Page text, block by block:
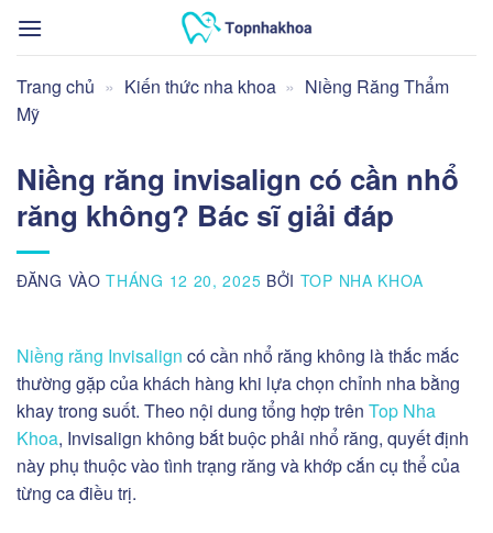
qua
dung
Trang chủ » Kiến thức nha khoa » Niềng Răng Thẩm
Mỹ
Niềng răng invisalign có cần nhổ
răng không? Bác sĩ giải đáp
ĐĂNG VÀOTHÁNG 12 20, 2025 BỞI TOP NHA KHOA
Niềng răng Invisalign có cần nhổ răng không là thắc mắc
thường gặp của khách hàng khi lựa chọn chỉnh nha bằng
khay trong suốt. Theo nội dung tổng hợp trên Top Nha
Khoa, Invisalign không bắt buộc phải nhổ răng, quyết định
này phụ thuộc vào tình trạng răng và khớp cắn cụ thể của
từng ca điều trị.